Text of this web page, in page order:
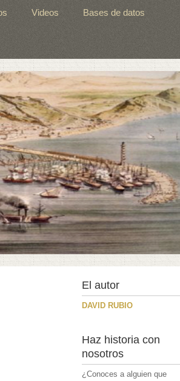
Videos Bases de datos
El autor
DAVID RUBIO
Haz historia con
nosotros
¿Conoces a alguien que